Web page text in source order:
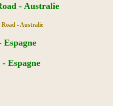
- Australie
Espagne